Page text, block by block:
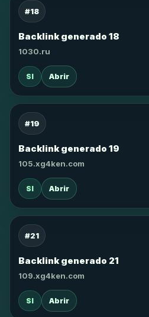
#18
Backlink generado 18
1030.ru
SI Abrir
#19
Backlink generado 19
105.xg4ken.com
SI Abrir
#21
Backlink generado 21
109.xg4ken.com
SI Abrir